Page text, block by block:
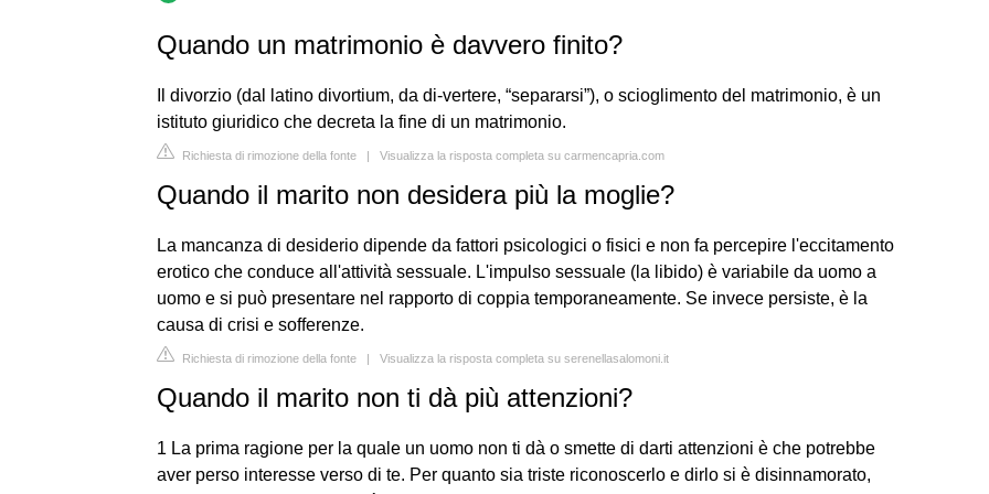
Quando un matrimonio è davvero finito?
Il divorzio (dal latino divortium, da di-vertere, “separarsi”), o scioglimento del matrimonio, è un
istituto giuridico che decreta la fine di un matrimonio.
Richiesta di rimozione della fonte | Visualizza la risposta completa su carmencapria.com
Quando il marito non desidera più la moglie?
La mancanza di desiderio dipende da fattori psicologici o fisici e non fa percepire l'eccitamento
erotico che conduce all'attività sessuale. L'impulso sessuale (la libido) è variabile da uomo a
uomo e si può presentare nel rapporto di coppia temporaneamente. Se invece persiste, è la
causa di crisi e sofferenze.
Richiesta di rimozione della fonte | Visualizza la risposta completa su serenellasalomoni.it
Quando il marito non ti dà più attenzioni?
1 La prima ragione per la quale un uomo non ti dà o smette di darti attenzioni è che potrebbe
aver perso interesse verso di te. Per quanto sia triste riconoscerlo e dirlo si è disinnamorato,